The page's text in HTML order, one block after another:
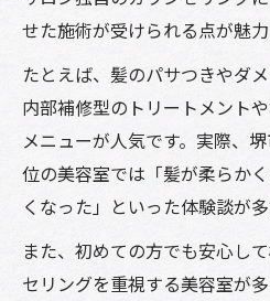
せた施術が受けられる点が魅力
たとえば、髪のパサつきやダ
内部補修型のトリートメント
メニューが人気です。実際、
位の美容室では「髪が柔らか
くなった」といった体験談が
また、初めての方でも安心し
セリングを重視する美容室が